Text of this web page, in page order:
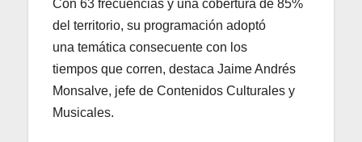
Con 63 frecuencias y una cobertura de 85%
del territorio, su programación adoptó
una temática consecuente con los
tiempos que corren, destaca Jaime Andrés
Monsalve, jefe de Contenidos Culturales y
Musicales.